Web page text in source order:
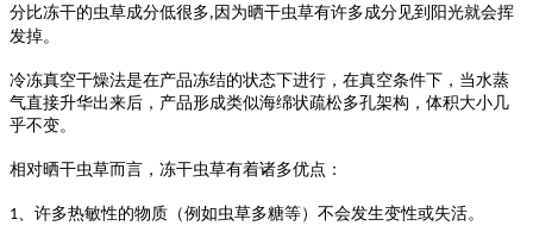
分比冻干的虫草成分低很多, 因为晒干虫草有许多成分见到阳光就会挥
发掉。
冷冻真空干燥法是在产品冻结的状态下进行，在真空条件下，当水蒸
气直接升华出来后，产品形成类似海绵状疏松多孔架构，体积大小几
乎不变。
相对晒干虫草而言，冻干虫草有着诸多优点：
1 许多热敏性的物质（例如虫草多糖等）不会发生变性或失活。